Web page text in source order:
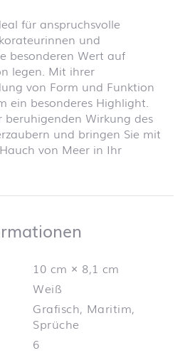
für anspruchsvolle
und
besonderen Wert auf
legen. Mit ihrer
von Form und Funktion
ein besonderes Highlight.
beruhigenden Wirkung des
und bringen Sie mit
von Meer in Ihr
10 cm × 8,1 cm
Weiß
Grafisch, Maritim,
Sprüche
6